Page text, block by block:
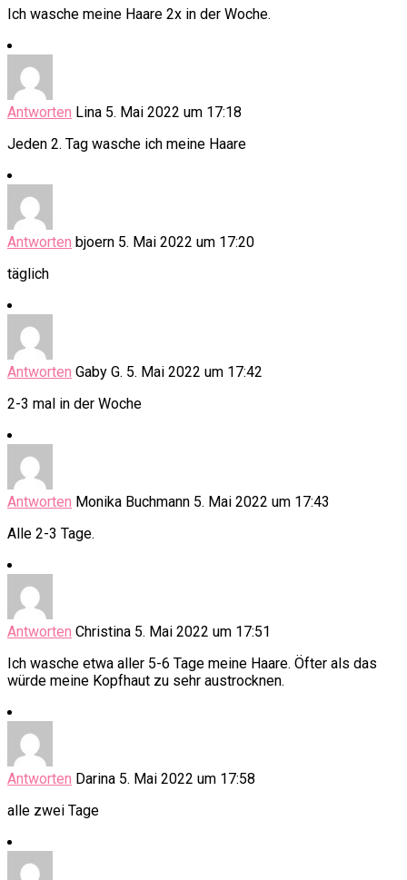
Ich wasche meine Haare 2x in der Woche.
Antworten Lina 5. Mai 2022 um 17:18
Jeden 2. Tag wasche ich meine Haare
Antworten bjoern 5. Mai 2022 um 17:20
täglich
Antworten Gaby G. 5. Mai 2022 um 17:42
2-3 mal in der Woche
Antworten Monika Buchmann 5. Mai 2022 um 17:43
Alle 2-3 Tage.
Antworten Christina 5. Mai 2022 um 17:51
Ich wasche etwa aller 5-6 Tage meine Haare. Öfter als das
würde meine Kopfhaut zu sehr austrocknen.
Antworten Darina 5. Mai 2022 um 17:58
alle zwei Tage